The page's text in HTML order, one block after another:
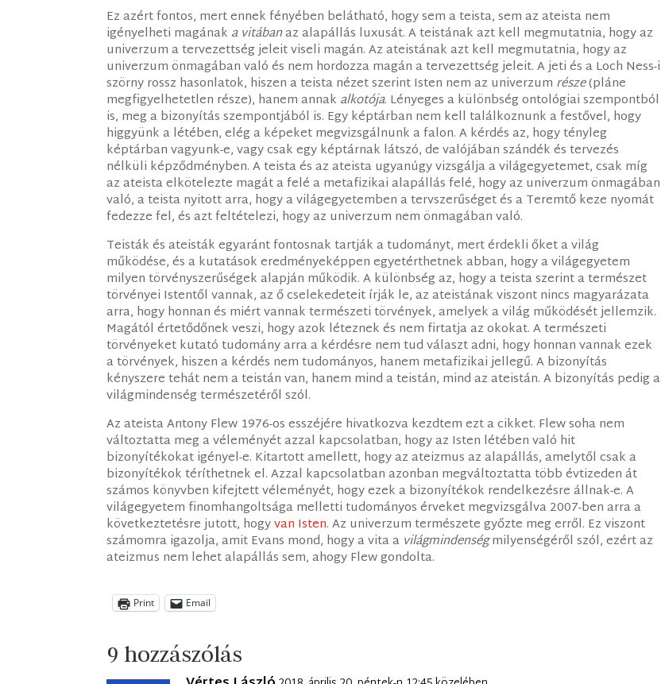
Ez azért fontos, mert ennek fényében belátható, hogy sem a teista, sem az ateista nem
igényelheti magának a vitábanaz alapállás luxusát. A teistának azt kell megmutatnia, hogy az
univerzum a tervezettség jeleit viseli magán. Az ateistának azt kell megmutatnia, hogy az
univerzum önmagában való és nem hordozza magán a tervezettség jeleit. A jeti és a Loch Ness-i
szörny rossz hasonlatok, hiszen a teista nézet szerint Isten nem az univerzum része(pláne
megfigyelhetetlen része), hanem annak alkotója. Lényeges a különbség ontológiai szempontból
is, meg a bizonyítás szempontjából is. Egy képtárban nem kell találkoznunk a festővel, hogy
higgyünk a létében, elég a képeket megvizsgálnunk a falon. A kérdés az, hogy tényleg
képtárban vagyunk-e, vagy csak egy képtárnak látszó, de valójában szándék és tervezés
nélküli képződményben. A teista és az ateista ugyanúgy vizsgálja a világegyetemet, csak míg
az ateista elkötelezte magát a felé a metafizikai alapállás felé, hogy az univerzum önmagában
való, a teista nyitott arra, hogy a világegyetemben a tervszerűséget és a Teremtő keze nyomát
fedezze fel, és azt feltételezi, hogy az univerzum nem önmagában való.
Teisták és ateisták egyaránt fontosnak tartják a tudományt, mert érdekli őket a világ
működése, és a kutatások eredményeképpen egyetérthetnek abban, hogy a világegyetem
milyen törvényszerűségek alapján működik. A különbség az, hogy a teista szerint a természet
törvényei Istentől vannak, az ő cselekedeteit írják le, az ateistának viszont nincs magyarázata
arra, hogy honnan és miért vannak természeti törvények, amelyek a világ működését jellemzik.
Magától értetődőnek veszi, hogy azok léteznek és nem firtatja az okokat. A természeti
törvényeket kutató tudomány arra a kérdésre nem tud választ adni, hogy honnan vannak ezek
a törvények, hiszen a kérdés nem tudományos, hanem metafizikai jellegű. A bizonyítás
kényszere tehát nem a teistán van, hanem mind a teistán, mind az ateistán. A bizonyítás pedig a
világmindenség természetéről szól.
Az ateista Antony Flew 1976-os esszéjére hivatkozva kezdtem ezt a cikket. Flew soha nem
változtatta meg a véleményét azzal kapcsolatban, hogy az Isten létében való hit
bizonyítékokat igényel-e. Kitartott amellett, hogy az ateizmus az alapállás, amelytől csak a
bizonyítékok téríthetnek el. Azzal kapcsolatban azonban megváltoztatta több évtizeden át
számos könyvben kifejtett véleményét, hogy ezek a bizonyítékok rendelkezésre állnak-e. A
világegyetem finomhangoltsága melletti tudományos érveket megvizsgálva 2007-ben arra a
következtetésre jutott, hogyvan Isten. Az univerzum természete győzte meg erről. Ez viszont
számomra igazolja, amit Evans mond, hogy a vita a világmindenségmilyenségéről szól, ezért az
ateizmus nem lehet alapállás sem, ahogy Flew gondolta.
Print Email
9 hozzászólás